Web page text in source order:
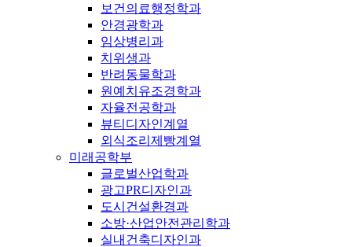
보건의료행정학과
안경광학과
임상병리과
치위생과
반려동물학과
원예치유조경학과
자율전공학과
뷰티디자인계열
외식조리제빵계열
미래공학부
글로벌산업학과
광고PR디자인과
도시건설환경과
소방·산업안전관리학과
실내건축디자인과